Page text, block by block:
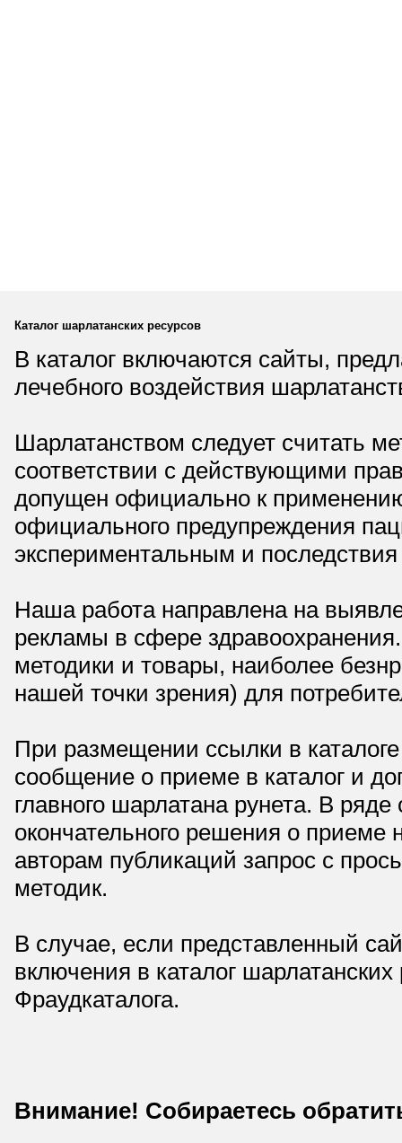
Каталог шарлатанских ресурсов
В каталог включаются сайты,
лечебного воздействия
Шарлатанством следует считать
соответствии с действующими
допущен официально к
официального предупреждения
экспериментальным и
Наша работа направлена на
рекламы в сфере
методики и товары, наиболее
нашей точки зрения) для
При размещении ссылки в
сообщение о приеме в каталог и
главного шарлатана рунета. В
окончательного решения о приеме
авторам публикаций запрос с
методик.
В случае, если представленный
включения в каталог
Фраудкаталога.
Внимание! Собираетесь